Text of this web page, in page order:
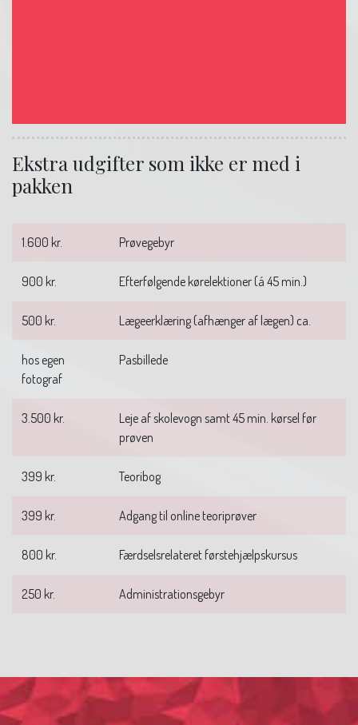
Ekstra udgifter som ikke er med i
pakken
1.600 kr. Prøvegebyr
900 kr. Efterfølgende kørelektioner (á 45 min.)
500 kr. Lægeerklæring (afhænger af lægen) ca.
hos egen
fotograf
Pasbillede
3.500 kr.
Leje af skolevogn samt 45 min. kørsel før
prøven
399 kr. Teoribog
399 kr. Adgang til online teoriprøver
800 kr. Færdselsrelateret førstehjælpskursus
250 kr. Administrationsgebyr